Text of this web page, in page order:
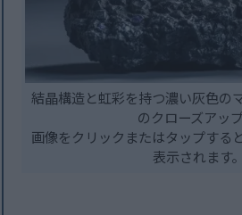
結晶構造と虹彩を持つ濃い灰色の
のクローズアッ
画像をクリックまたはタップする
表示されます。